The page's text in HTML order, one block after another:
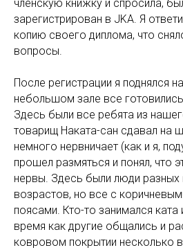
членскую книжку и спросила,
зарегистрирован в JKA. Я
копию своего диплома, что
вопросы.
После регистрации я поднялся
небольшом зале все
Здесь были все ребята из
товарищ Наката-сан сдавал на
немного нервничает (как и я,
прошел размяться и понял, что
нервы. Здесь были люди разных
возрастов, но все с
поясами. Кто-то занимался ката
время как другие общались и
ковровом покрытии несколько